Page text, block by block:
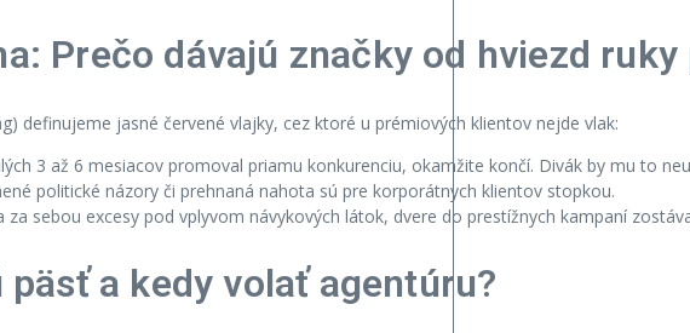
Prečo dávajú značky od hviezd ruky
definujeme jasné červené vlajky, cez ktoré u prémiových klientov nejde vlak:
3 až 6 mesiacov promoval priamu konkurenciu, okamžite končí. Divák by mu to
politické názory či prehnaná nahota sú pre korporátnych klientov stopkou.
za sebou excesy pod vplyvom návykových látok, dvere do prestížnych kampaní
a kedy volať agentúru?